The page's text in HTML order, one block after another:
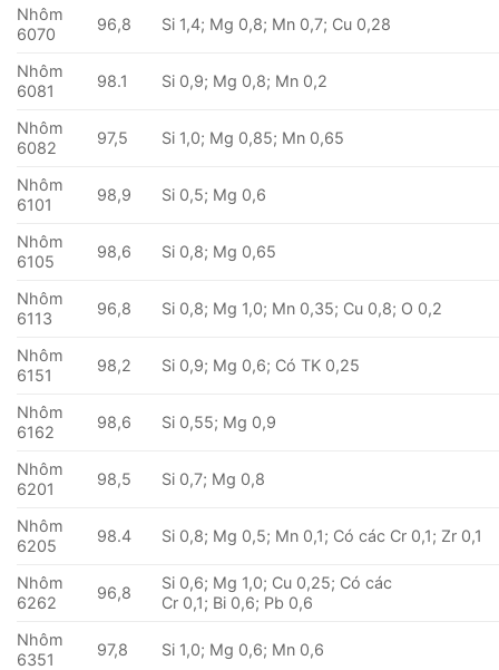
Nhôm
6070
96,8 Si 1,4; Mg 0,8; Mn 0,7; Cu 0,28
Nhôm
6081
98.1 Si 0,9; Mg 0,8; Mn 0,2
Nhôm
6082
97,5 Si 1,0; Mg 0,85; Mn 0,65
Nhôm
6101
98,9 Si 0,5; Mg 0,6
Nhôm
6105
98,6 Si 0,8; Mg 0,65
Nhôm
6113
96,8 Si 0,8; Mg 1,0; Mn 0,35; Cu 0,8; O 0,2
Nhôm
6151
98,2 Si 0,9; Mg 0,6; Có TK 0,25
Nhôm
6162
98,6 Si 0,55; Mg 0,9
Nhôm
6201
98,5 Si 0,7; Mg 0,8
Nhôm
6205
98.4 Si 0,8; Mg 0,5; Mn 0,1; Có các Cr 0,1; Zr 0,1
Nhôm
6262
96,8
Si 0,6; Mg 1,0; Cu 0,25; Có các
Cr 0,1; Bi 0,6; Pb 0,6
Nhôm
6351
97,8 Si 1,0; Mg 0,6; Mn 0,6